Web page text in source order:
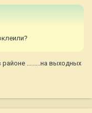
.........на выходных